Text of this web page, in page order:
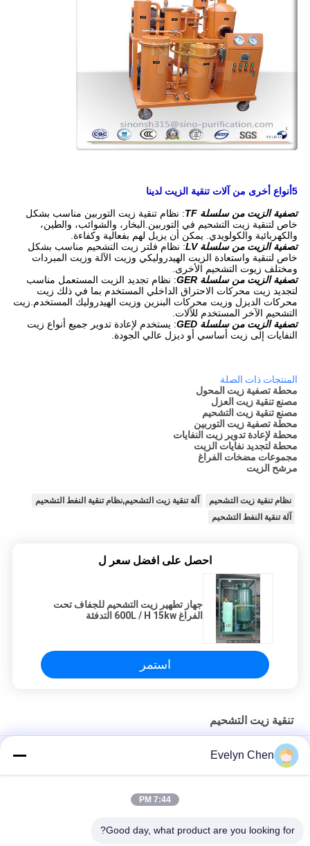
5أنواع أخرى من آلات تنقية الزيت لدينا
تصفية الزيت من سلسلة TF
: نظام تنقية زيت التوربين مناسب بشكل
خاص لتنقية زيت التشحيم في التوربين.البخار، والشوائب، والطين،
والكهربائية والكولويدي. يمكن أن يزيل لهم بفعالية وكفاءة.
تصفية الزيت من سلسلة LV
: نظام فلتر زيت التشحيم مناسب بشكل
خاص لتنقية واستعادة الزيت الهيدروليكي وزيت الآلة وزيت المبردات
ومختلف زيوت التشحيم الأخرى.
تصفية الزيت من سلسلة GER
: نظام تجديد الزيت المستعمل مناسب
لتجديد زيت محركات الاحتراق الداخلي المستخدم بما في ذلك زيت
محركات الديزل وزيت محركات البنزين وزيت الهيدروليك المستخدم.زيت
التشحيم الآخر المستخدم للآلات.
تصفية الزيت من سلسلة GED
: يستخدم لإعادة تدوير جميع أنواع زيت
النفايات إلى زيت أساسي أو ديزل عالي الجودة.
المنتجات ذات الصلة
محطة تصفية زيت المحول
مصنع تنقية زيت العزل
مصنع تنقية زيت التشحيم
محطة تصفية زيت التوربين
محطة لإعادة تدوير زيت النفايات
محطة لتجديد نفايات الزيت
مجموعات مضخات الفراغ
مرشح الزيت
نظام تنقية زيت التشحيم
آلة تنقية زيت التشحيم,نظام تنقية النفط التشحيم
آلة تنقية النفط التشحيم
احصل على افضل سعر ل
جهاز تطهير زيت التشحيم للجفاف تحت
الفراغ 600L / H 15kw التدفئة
استمر
تنقية زيت التشحيم
LV-P فراغ فلتر زيت التشحيم التجفيف 600L / H 15kw التدفئة
خفيفة الوزن تنقية زيت التشحيم مع هيكل الفولاذ المقاوم للصدأ 50HZ
Evelyn Chen
7:44 PM
Good day, what product are you looking for?